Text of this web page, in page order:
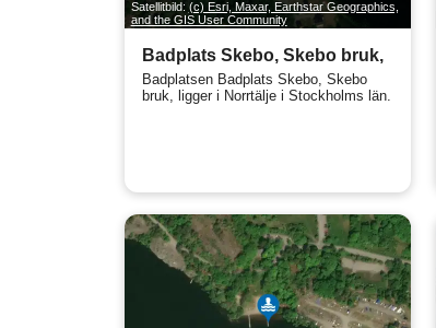
Satellitbild: (c) Esri, Maxar, Earthstar Geographics,
and the GIS User Community
Badplats Skebo, Skebo bruk,
Badplatsen Badplats Skebo, Skebo
bruk, ligger i Norrtälje i Stockholms län.